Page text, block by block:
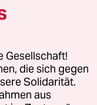
Gesellschaft!
die sich gegen
Solidarität.
aus